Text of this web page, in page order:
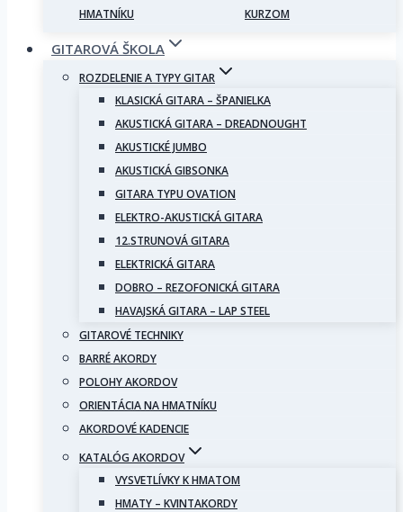
HMATNÍKU
KURZOM
GITAROVÁ ŠKOLA
ROZDELENIE A TYPY GITAR
KLASICKÁ GITARA – ŠPANIELKA
AKUSTICKÁ GITARA – DREADNOUGHT
AKUSTICKÉ JUMBO
AKUSTICKÁ GIBSONKA
GITARA TYPU OVATION
ELEKTRO-AKUSTICKÁ GITARA
12.STRUNOVÁ GITARA
ELEKTRICKÁ GITARA
DOBRO – REZOFONICKÁ GITARA
HAVAJSKÁ GITARA – LAP STEEL
GITAROVÉ TECHNIKY
BARRÉ AKORDY
POLOHY AKORDOV
ORIENTÁCIA NA HMATNÍKU
AKORDOVÉ KADENCIE
KATALÓG AKORDOV
VYSVETLÍVKY K HMATOM
HMATY – KVINTAKORDY